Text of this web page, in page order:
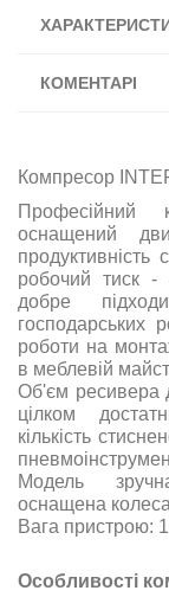
КОМЕНТАРІ
Компресор
Професійний
оснащений
робочий тиск
добре
господарських
роботи на
в меблевій
Об'єм ресивера
цілком
кількість
Модель
оснащена
Вага пристрою:
Особливості